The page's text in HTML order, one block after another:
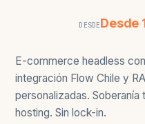
DESDEDesde
E-commerce headless
integración Flow Chile y
personalizadas.
hosting. Sin lock-in.